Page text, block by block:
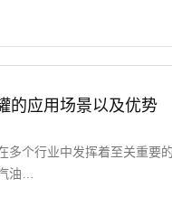
的应用场景以及优势
多个行业中发挥着至关重要
油…